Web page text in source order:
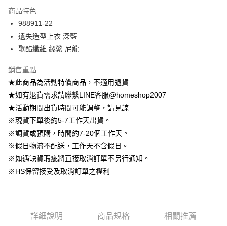
合作金庫商業銀行
華南商業銀行
上海商業儲蓄銀行
國泰世華商業銀行
匯豐（台灣）商業銀行
聯邦商業銀行
遠東國際商業銀行
元大商業銀行
星展（台灣）商業銀行
台新國際商業銀行
中國信託商業銀行
台灣樂天信用卡公司
6 期 0 利率 每期
華南商業銀行
上海商業儲蓄銀行
臺灣中小企業銀行
匯豐（台灣）商業銀行
華泰商業銀行
聯邦商業銀行
遠東國際商業銀行
元大商業銀行
永豐商業銀行
玉山商業銀行
台灣樂天信用卡公司
合作金庫商業銀行
上海商業儲蓄銀行
國泰世華商業銀行
兆豐國際商業銀行
臺灣中小企業銀行
台中商業銀行
匯豐（台灣）商業銀行
華泰商業銀行
聯邦商業銀行
遠東國際商業銀行
元大商業銀行
玉山商業銀行
星展（台灣）商業銀行
台新國際商業銀行
台灣樂天信用卡公司
24 期 0 利率 每期
華南商業銀行
上海商業儲蓄銀行
台北富邦商業銀行
兆豐國際商業銀行
臺灣中小企業銀行
台中商業銀行
匯豐（台灣）商業銀行
華泰商業銀行
聯邦商業銀行
遠東國際商業銀行
永豐商業銀行
玉山商業銀行
星展（台灣）商業銀行
台新國際商業銀行
中國信託商業銀行
台灣樂天信用卡公司
Apple Pay
街口支付
悠遊付
大哥付你分期
相關說明
【大哥付你分期使用說明】
1.本服務由台灣大哥大提供，台灣大哥大用戶可立即使用無須另外申請。
4.訂單成立30分鐘內，如未前往確認交易或遇審核未通過，訂單將自動取
AFTEE先享後付
便利好安心！
１．簡單：不需註冊會員、不需綁卡、不需儲值。
商品特色
988911-22
遺失造型上衣 深藍
聚酯纖維.縲縈.尼龍
銷售重點
★此商品為活動特價商品，不適用退貨
★如有退貨需求請聯繫LINE客服@homeshop2007
★活動期間出貨時間可能調整，請見諒
※現貨下單後約5-7工作天出貨。
※調貨或預購，時間約7-20個工作天。
※假日物流不配送，工作天不含假日。
※如遇缺貨瑕疵將直接取消訂單不另行通知。
※HS保留接受及取消訂單之權利
詳細說明 商品規格 相關推薦